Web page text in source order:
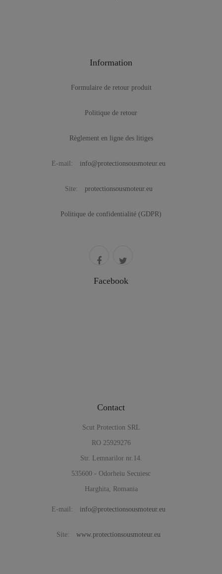
Information
Formulaire de retour produit
Politique de retour
Règlement en ligne des litiges
E-mail: info@protectionsousmoteur.eu
Site: protectionsousmoteur.eu
Politique de confidentialité (GDPR)
Facebook
Contact
Scut Protection SRL
RO 25929276
Str. Lemnarilor nr.14.
535600 - Odorheiu Secuiesc
Harghita, Romania
E-mail: info@protectionsousmoteur.eu
Site: www.protectionsousmoteur.eu